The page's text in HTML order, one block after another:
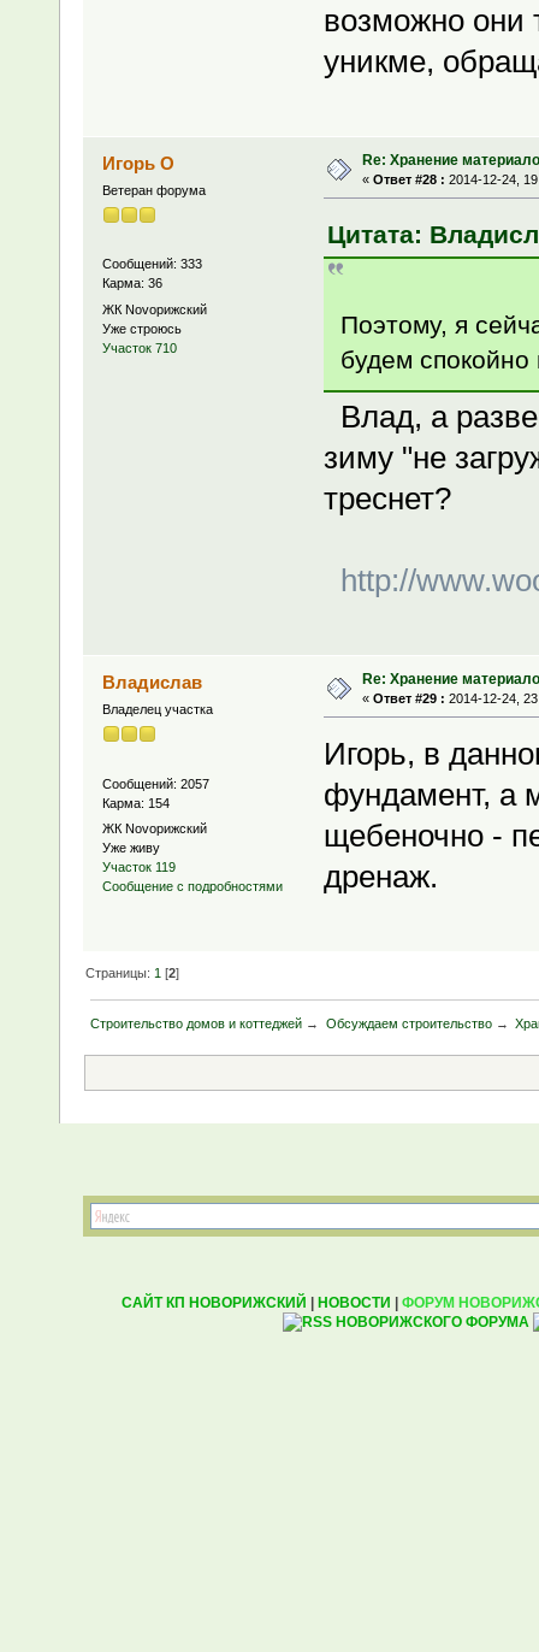
возможно они
уникме,
Игорь О
Ветеран форума
Сообщений: 333
Карма: 36
ЖК Novoрижский
Уже строюсь
Участок 710
Re: Хранение
« Ответ #28 : 2014-12-24,
Цитата:
Поэтому, я
будем
Влад, а
зиму "не
треснет?
http://
Владислав
Владелец участка
Сообщений: 2057
Карма: 154
ЖК Novoрижский
Уже живу
Участок 119
Сообщение с подробностями
Re: Хранение
« Ответ #29 : 2014-12-24,
Игорь, в
фундамент, а
щебеночно -
дренаж.
Страницы: 1 [2]
Строительство домов и коттеджей → Обсуждаем строительство→
САЙТ КП НОВОРИЖСКИЙ НОВОСТИ ФОРУМ